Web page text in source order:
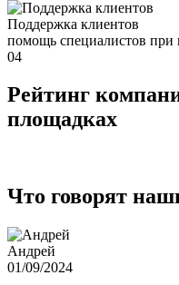
Поддержка клиентов
помощь специалистов при
04
Рейтинг
площадках
Что говорят
Андрей
01/09/2024